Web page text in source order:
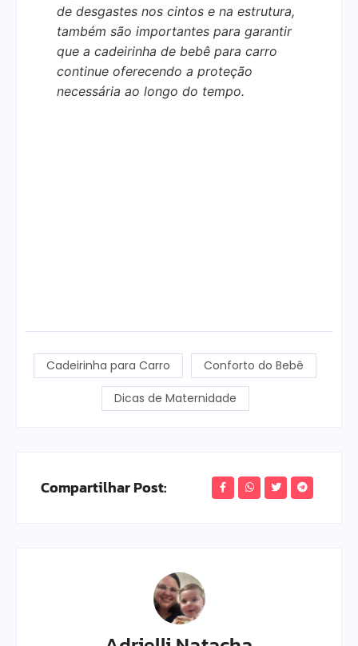
de desgastes nos cintos e na estrutura,
também são importantes para garantir
que a cadeirinha de bebê para carro
continue oferecendo a proteção
necessária ao longo do tempo.
Cadeirinha para Carro Conforto do Bebê
Dicas de Maternidade
Compartilhar Post: